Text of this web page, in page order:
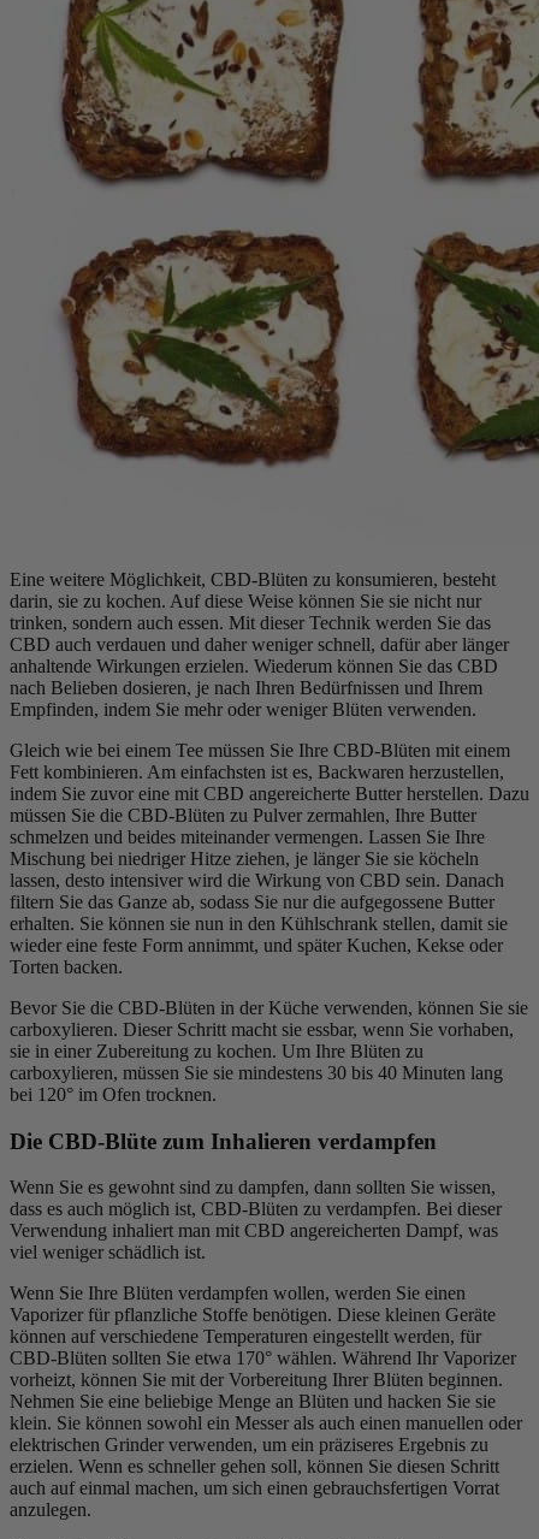
Eine weitere Möglichkeit, CBD-Blüten zu konsumieren, besteht
darin, sie zu kochen. Auf diese Weise können Sie sie nicht nur
trinken, sondern auch essen. Mit dieser Technik werden Sie das
CBD auch verdauen und daher weniger schnell, dafür aber länger
anhaltende Wirkungen erzielen. Wiederum können Sie das CBD
nach Belieben dosieren, je nach Ihren Bedürfnissen und Ihrem
Empfinden, indem Sie mehr oder weniger Blüten verwenden.
Gleich wie bei einem Tee müssen Sie Ihre CBD-Blüten mit einem
Fett kombinieren. Am einfachsten ist es, Backwaren herzustellen,
indem Sie zuvor eine mit CBD angereicherte Butter herstellen. Dazu
müssen Sie die CBD-Blüten zu Pulver zermahlen, Ihre Butter
schmelzen und beides miteinander vermengen. Lassen Sie Ihre
Mischung bei niedriger Hitze ziehen, je länger Sie sie köcheln
lassen, desto intensiver wird die Wirkung von CBD sein. Danach
filtern Sie das Ganze ab, sodass Sie nur die aufgegossene Butter
erhalten. Sie können sie nun in den Kühlschrank stellen, damit sie
wieder eine feste Form annimmt, und später Kuchen, Kekse oder
Torten backen.
Bevor Sie die CBD-Blüten in der Küche verwenden, können Sie sie
carboxylieren. Dieser Schritt macht sie essbar, wenn Sie vorhaben,
sie in einer Zubereitung zu kochen. Um Ihre Blüten zu
carboxylieren, müssen Sie sie mindestens 30 bis 40 Minuten lang
bei 120° im Ofen trocknen.
Die CBD-Blüte zum Inhalieren verdampfen
Wenn Sie es gewohnt sind zu dampfen, dann sollten Sie wissen,
dass es auch möglich ist, CBD-Blüten zu verdampfen. Bei dieser
Verwendung inhaliert man mit CBD angereicherten Dampf, was
viel weniger schädlich ist.
Wenn Sie Ihre Blüten verdampfen wollen, werden Sie einen
Vaporizer für pflanzliche Stoffe benötigen. Diese kleinen Geräte
können auf verschiedene Temperaturen eingestellt werden, für
CBD-Blüten sollten Sie etwa 170° wählen. Während Ihr Vaporizer
vorheizt, können Sie mit der Vorbereitung Ihrer Blüten beginnen.
Nehmen Sie eine beliebige Menge an Blüten und hacken Sie sie
klein. Sie können sowohl ein Messer als auch einen manuellen oder
elektrischen Grinder verwenden, um ein präziseres Ergebnis zu
erzielen. Wenn es schneller gehen soll, können Sie diesen Schritt
auch auf einmal machen, um sich einen gebrauchsfertigen Vorrat
anzulegen.